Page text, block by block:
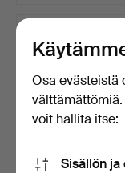
Osa evästeistä
voit hallita itse:
Sisällön